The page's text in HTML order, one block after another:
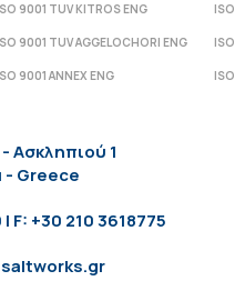
9001 TUV KITROS ENG
9001 TUV AGGELOCHORI ENG
9001 ANNEX ENG
Ασκληπιού 1
- Greece
F: +30 210 3618775
saltworks.gr